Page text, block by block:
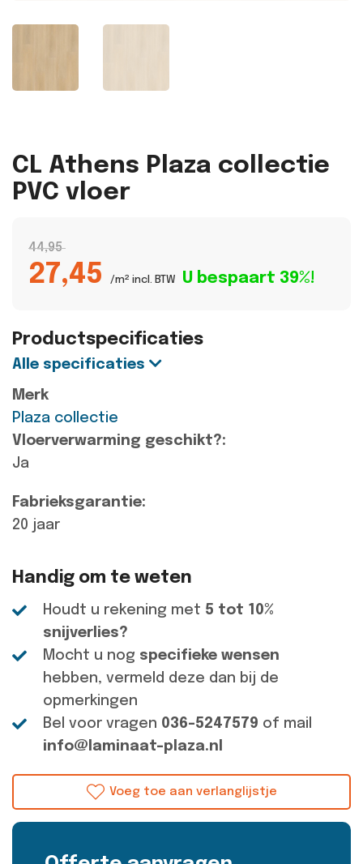
CL Athens Plaza collectie
PVC vloer
44,95
27,45 /m² incl. BTW U bespaart 39%!
Productspecificaties
Alle specificaties
Merk
Plaza collectie
Vloerverwarming geschikt?:
Ja
Fabrieksgarantie:
20 jaar
Handig om te weten
Houdt u rekening met 5 tot 10%
snijverlies?
Mocht u nog specifieke wensen
hebben, vermeld deze dan bij de
opmerkingen
Bel voor vragen 036-5247579 of mail
info@laminaat-plaza.nl
Voeg toe aan verlanglijstje